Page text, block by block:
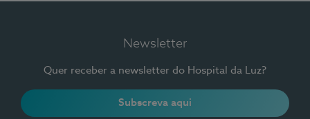
Newsletter
Quer receber a newsletter do Hospital da Luz?
Subscreva aqui